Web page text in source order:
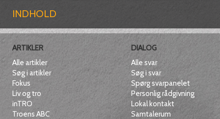
INDHOLD
ARTIKLER
Alle artikler
Søg i artikler
Fokus
Liv og tro
inTRO
Troens ABC
DIALOG
Alle svar
Søg i svar
Spørg svarpanelet
Personlig rådgivning
Lokal kontakt
Samtalerum